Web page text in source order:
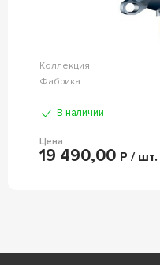
Коллекция
Фабрика
В наличии
Цена
19 490,00 Р / шт.